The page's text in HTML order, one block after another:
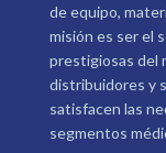
de equipo,
misión es ser el
prestigiosas del
distribuidores y
satisfacen las
segmentos